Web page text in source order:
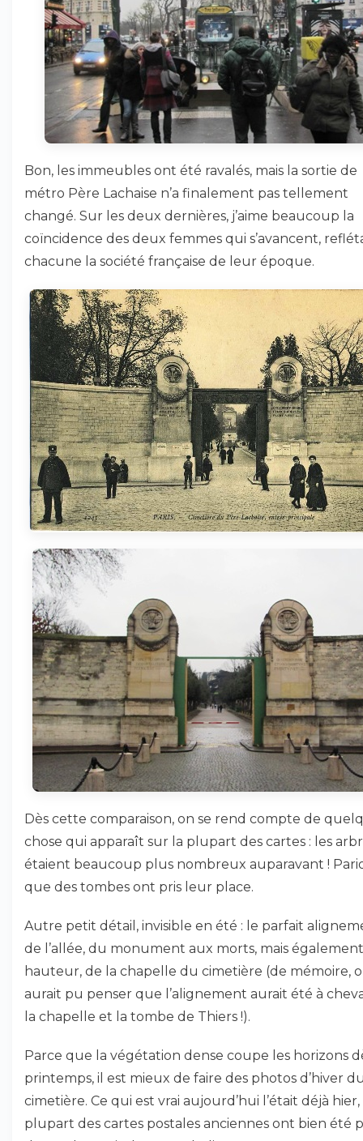
Bon, les immeubles ont été ravalés, mais la sortie de
métro Père Lachaise n’a finalement pas tellement
changé. Sur les deux dernières, j’aime beaucoup la
coïncidence des deux femmes qui s’avancent,
chacune la société française de leur époque.
Dès cette comparaison, on se rend compte de
chose qui apparaît sur la plupart des cartes : les
étaient beaucoup plus nombreux auparavant !
que des tombes ont pris leur place.
Autre petit détail, invisible en été : le parfait
de l’allée, du monument aux morts, mais
hauteur, de la chapelle du cimetière (de mémoire,
aurait pu penser que l’alignement aurait été à
la chapelle et la tombe de Thiers !).
Parce que la végétation dense coupe les horizons
printemps, il est mieux de faire des photos d’hiver
cimetière. Ce qui est vrai aujourd’hui l’était déjà
plupart des cartes postales anciennes ont bien été